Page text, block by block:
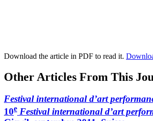
Download the article in PDF to read it.
Other Articles From This
Festival international d’art
10e Festival international d’art